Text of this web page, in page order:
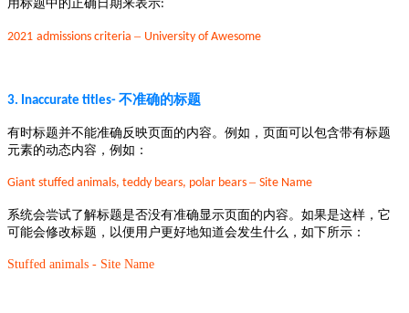
用标题中的正确日期来表示:
2021 admissions criteria – University of Awesome
3. Inaccurate titles- 不准确的标题
有时标题并不能准确反映页面的内容。例如，页面可以包含带有标题
元素的动态内容，例如：
Giant stuffed animals, teddy bears, polar bears – Site Name
系统会尝试了解标题是否没有准确显示页面的内容。如果是这样，它
可能会修改标题，以便用户更好地知道会发生什么，如下所示：
Stuffed animals - Site Name